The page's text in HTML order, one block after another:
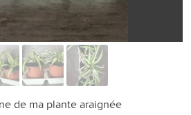
de ma plante araignée